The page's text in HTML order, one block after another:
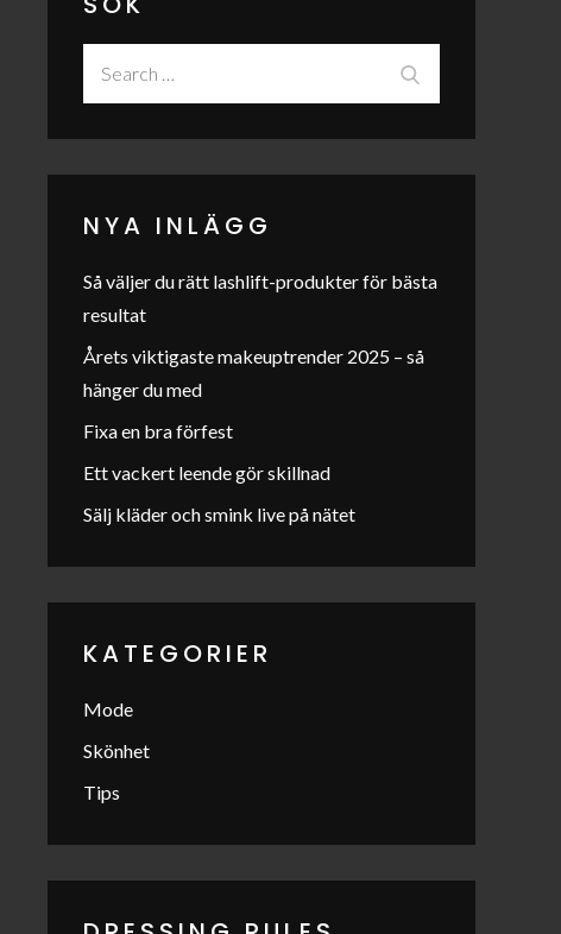
NYA INLÄGG
Så väljer du rätt lashlift-produkter för bästa
resultat
Årets viktigaste makeuptrender 2025 – så
hänger du med
Fixa en bra förfest
Ett vackert leende gör skillnad
Sälj kläder och smink live på nätet
KATEGORIER
Mode
Skönhet
Tips